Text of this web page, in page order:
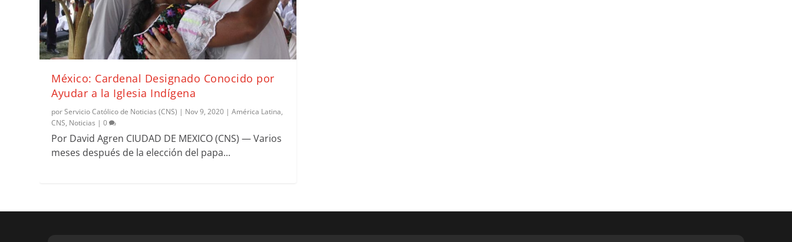
México: Cardenal Designado Conocido por
Ayudar a la Iglesia Indígena
porServicio Católico de Noticias (CNS) | Nov 9, 2020 |América Latina,
CNS, Noticias |0
Por David Agren CIUDAD DE MEXICO (CNS) — Varios
meses después de la elección del papa...